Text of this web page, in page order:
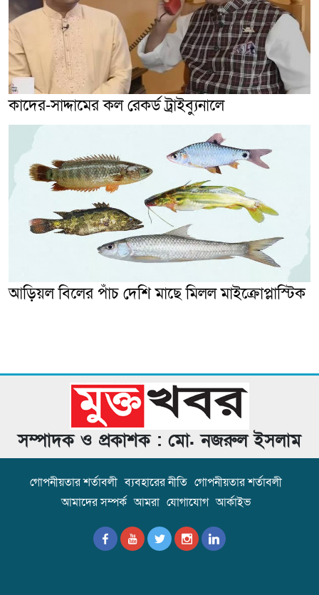
কাদের-সাদ্দামের কল রেকর্ড ট্রাইব্যুনালে
আড়িয়ল বিলের পাঁচ দেশি মাছে মিলল মাইক্রোপ্লাস্টিক
সম্পাদক ও প্রকাশক : মো. নজরুল ইসলাম
গোপনীয়তার শর্তাবলী ব্যবহারের নীতি গোপনীয়তার শর্তাবলী
আমাদের সম্পর্ক আমরা যোগাযোগ আর্কাইভ